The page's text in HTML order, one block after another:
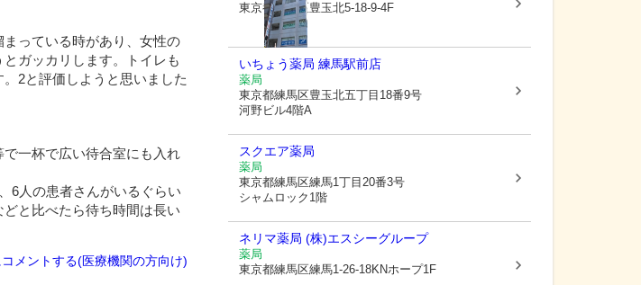
っている時があり、女性の
ガッカリします。トイレも
2と評価しようと思いました
一杯で広い待合室にも入れ
6人の患者さんがいるぐらい
と比べたら待ち時間は長い
メントする(医療機関の方向け)
東京都練馬区豊玉北5-18-9-4F
いちょう薬局 練馬駅前店
薬局
東京都練馬区豊玉北五丁目18番9号
河野ビル4階A
スクエア薬局
薬局
東京都練馬区練馬1丁目20番3号
シャムロック1階
ネリマ薬局 (株)エスシーグループ
薬局
東京都練馬区練馬1-26-18KNホープ1F